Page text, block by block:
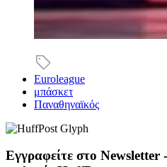
Euroleague
μπάσκετ
Παναθηναϊκός
Εγγραφείτε στο Newsletter